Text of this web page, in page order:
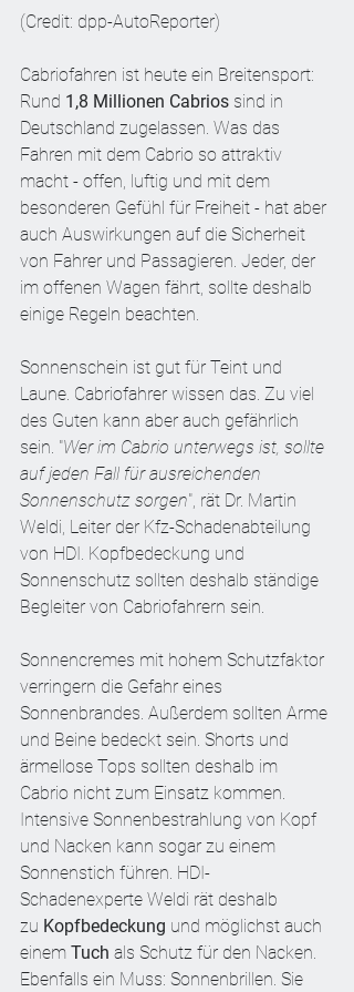
(Credit: dpp-AutoReporter)
Cabriofahren ist heute ein Breitensport:
Rund 1,8 Millionen Cabrios sind in
Deutschland zugelassen. Was das
Fahren mit dem Cabrio so attraktiv
macht - offen, luftig und mit dem
besonderen Gefühl für Freiheit - hat aber
auch Auswirkungen auf die Sicherheit
von Fahrer und Passagieren. Jeder, der
im offenen Wagen fährt, sollte deshalb
einige Regeln beachten.
Sonnenschein ist gut für Teint und
Laune. Cabriofahrer wissen das. Zu viel
des Guten kann aber auch gefährlich
sein. "Wer im Cabrio unterwegs ist, sollte
auf jeden Fall für ausreichenden
Sonnenschutz sorgen", rät Dr. Martin
Weldi, Leiter der Kfz-Schadenabteilung
von HDI. Kopfbedeckung und
Sonnenschutz sollten deshalb ständige
Begleiter von Cabriofahrern sein.
Sonnencremes mit hohem Schutzfaktor
verringern die Gefahr eines
Sonnenbrandes. Außerdem sollten Arme
und Beine bedeckt sein. Shorts und
ärmellose Tops sollten deshalb im
Cabrio nicht zum Einsatz kommen.
Intensive Sonnenbestrahlung von Kopf
und Nacken kann sogar zu einem
Sonnenstich führen. HDI-
Schadenexperte Weldi rät deshalb
zu Kopfbedeckung und möglichst auch
einem Tuch als Schutz für den Nacken.
Ebenfalls ein Muss: Sonnenbrillen. Sie